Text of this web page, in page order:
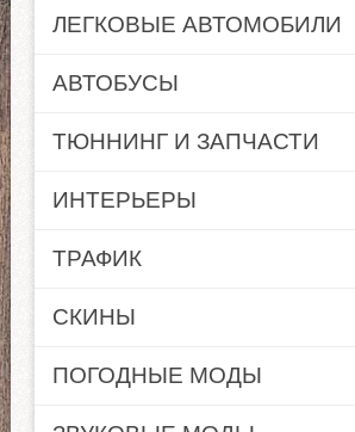
ЛЕГКОВЫЕ АВТОМОБИЛИ
АВТОБУСЫ
ТЮННИНГ И ЗАПЧАСТИ
ИНТЕРЬЕРЫ
ТРАФИК
СКИНЫ
ПОГОДНЫЕ МОДЫ